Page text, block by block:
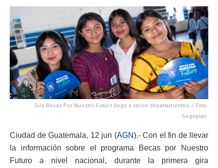
Gira Becas Por Nuestro Futuro llegó a varios departamentos. / Foto:
Segeplan.
Ciudad de Guatemala, 12 jun (AGN).- Con el fin de llevar
la información sobre el programa Becas por Nuestro
Futuro a nivel nacional, durante la primera gira